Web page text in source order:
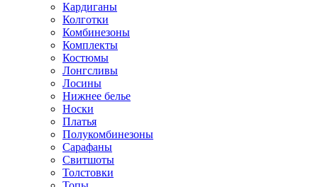
Кардиганы
Колготки
Комбинезоны
Комплекты
Костюмы
Лонгсливы
Лосины
Нижнее белье
Носки
Платья
Полукомбинезоны
Сарафаны
Свитшоты
Толстовки